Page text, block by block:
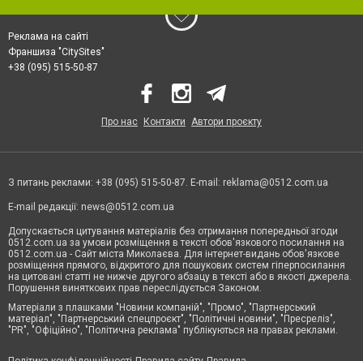
Реклама на сайті
Франшиза "CitySites"
+38 (095) 515-50-87
Про нас Контакти Автори проєкту
З питань реклами: +38 (095) 515-50-87. E-mail: reklama@0512.com.ua
E-mail редакції: news@0512.com.ua
Допускається цитування матеріалів без отримання попередньої згоди
0512.com.ua за умови розміщення в тексті обов'язкового посилання на
0512.com.ua - Сайт міста Миколаєва. Для інтернет-видань обов'язкове
розміщення прямого, відкритого для пошукових систем гіперпосилання
на цитовані статті не нижче другого абзацу в тексті або в якості джерела.
Порушення виняткових прав переслідується Законом.
Матеріали з плашками "Новини компаній", "Промо", "Партнерський
матеріал", "Партнерський спецпроєкт", "Політичні новини", "Пресреліз",
"PR", "Офіційно", "Політична реклама" публікуються на правах реклами.